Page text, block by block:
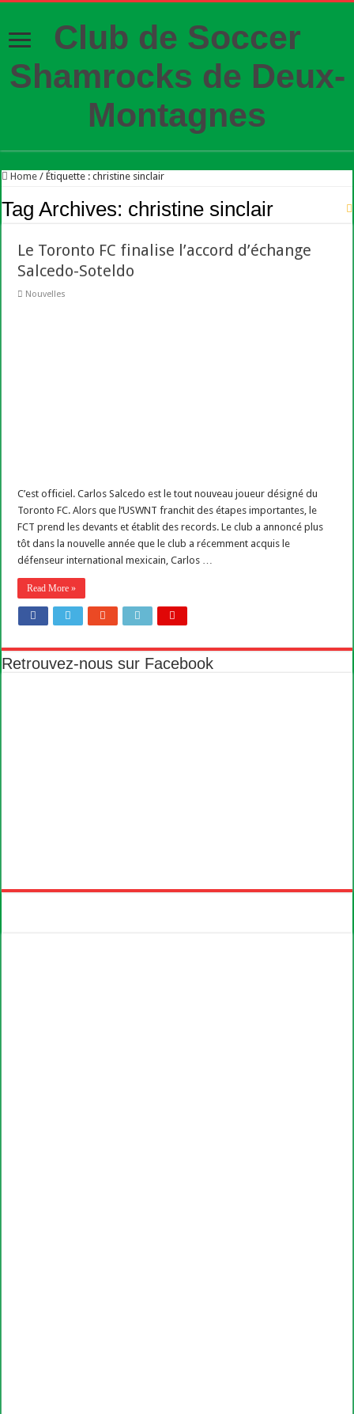
Club de Soccer
Shamrocks de Deux-
Montagnes
Home / Étiquette :christine sinclair
Tag Archives: christine sinclair
Le Toronto FC finalise l’accord d’échange
Salcedo-Soteldo
Nouvelles
C’est officiel. Carlos Salcedo est le tout nouveau joueur désigné du
Toronto FC. Alors que l’USWNT franchit des étapes importantes, le
FCT prend les devants et établit des records. Le club a annoncé plus
tôt dans la nouvelle année que le club a récemment acquis le
défenseur international mexicain, Carlos …
Read More »
Retrouvez-nous sur Facebook